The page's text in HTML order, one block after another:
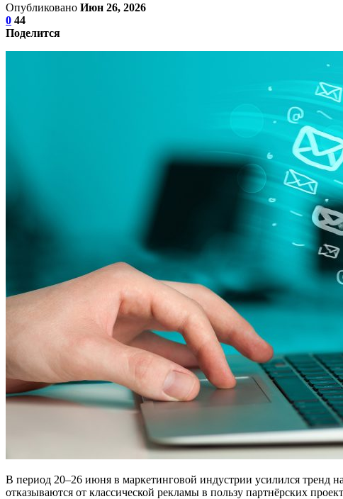
Опубликовано Июн 26, 2026
0 44
Поделится
В период 20–26 июня в маркетинговой индустрии усилился тренд
отказываются от классической рекламы в пользу партнёрских